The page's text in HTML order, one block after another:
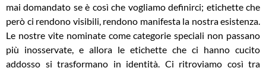
mai domandato se è così che vogliamo definirci; etichette che
però ci rendono visibili, rendono manifesta la nostra esistenza.
Le nostre vite nominate come categorie speciali non passano
più inosservate, e allora le etichette che ci hanno cucito
addosso si trasformano in identità. Ci ritroviamo così tra